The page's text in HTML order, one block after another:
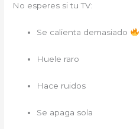
No esperes si tu TV:
Se calienta demasiado
Huele raro
Hace ruidos
Se apaga sola